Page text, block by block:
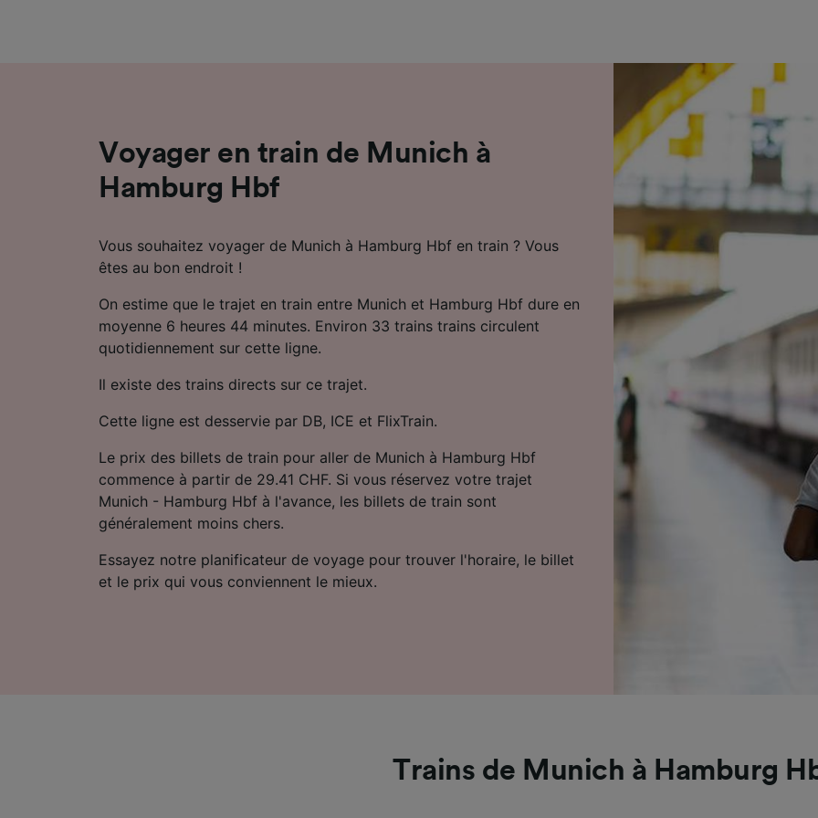
Voyager en train de Munich à
Hamburg Hbf
Vous souhaitez voyager de Munich à Hamburg Hbf en train ? Vous
êtes au bon endroit !
On estime que le trajet en train entre Munich et Hamburg Hbf dure en
moyenne 6 heures 44 minutes. Environ 33 trains trains circulent
quotidiennement sur cette ligne.
Il existe des trains directs sur ce trajet.
Cette ligne est desservie par DB, ICE et FlixTrain.
Le prix des billets de train pour aller de Munich à Hamburg Hbf
commence à partir de 29.41 CHF. Si vous réservez votre trajet
Munich - Hamburg Hbf à l'avance, les billets de train sont
généralement moins chers.
Essayez notre planificateur de voyage pour trouver l'horaire, le billet
et le prix qui vous conviennent le mieux.
Trains de Munich à Hamburg